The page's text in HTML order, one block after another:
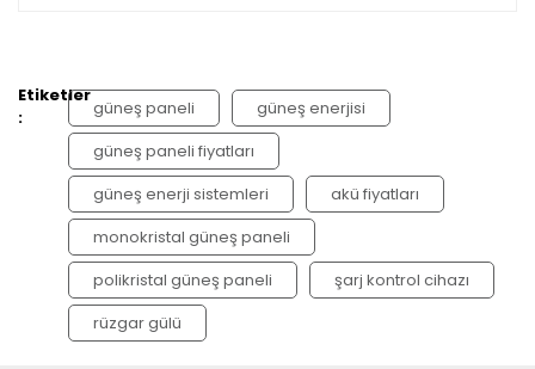
Etiketler
:
güneş paneli
güneş enerjisi
güneş paneli fiyatları
güneş enerji sistemleri
akü fiyatları
monokristal güneş paneli
polikristal güneş paneli
şarj kontrol cihazı
rüzgar gülü